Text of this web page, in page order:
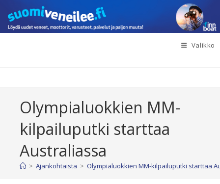
suoraan
sisältöön
Valikko
Olympialuokkien MM-
kilpailuputki starttaa
Australiassa
> Ajankohtaista > Olympialuokkien MM-kilpailuputki starttaa